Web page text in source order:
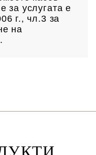
за услугата е
г., чл.3 за
на